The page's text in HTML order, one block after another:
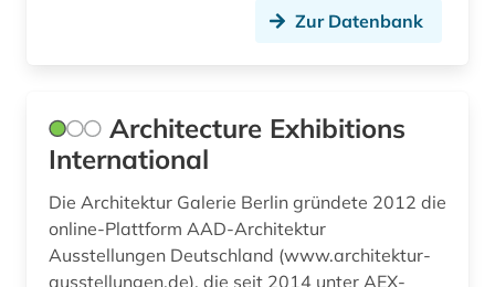
grafik (1)
graphik (1)
großbritannien (1)
großtafelbau (1)
Zur Datenbank
Architecture Exhibitions
International
Die Architektur Galerie Berlin gründete 2012 die
online-Plattform AAD-Architektur
Ausstellungen Deutschland (www.architektur-
ausstellungen.de), die seit 2014 unter AEX-